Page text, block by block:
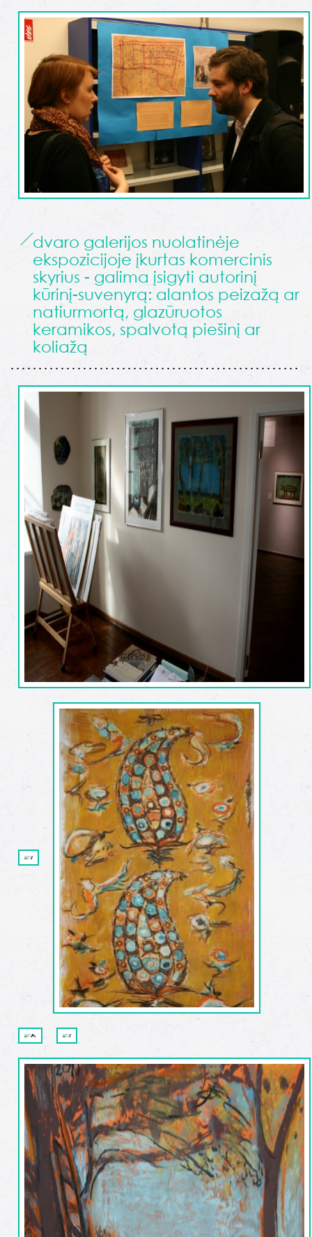
dvaro galerijos nuolatinėje
ekspozicijoje įkurtas komercinis
skyrius - galima įsigyti autorinį
kūrinį-suvenyrą: alantos peizažą ar
natiurmortą, glazūruotos
keramikos, spalvotą piešinį ar
koliažą